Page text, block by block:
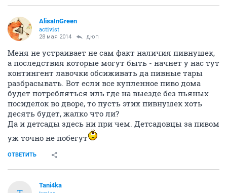
AlisaInGreen
activist
28 мая 2014 дюп
Меня не устраивает не сам факт наличия пивнушек,
а последствия которые могут быть - начнет у нас тут
контингент лавочки обсиживать да пивные тары
разбрасывать. Вот если все купленное пиво дома
будет потребляться иль где на выезде без пьяных
посиделок во дворе, то пусть этих пивнушек хоть
десять будет, жалко что ли?
Да и детсады здесь ни при чем. Детсадовцы за пивом
уж точно не побегут
ОТВЕТИТЬ
Tani4ka